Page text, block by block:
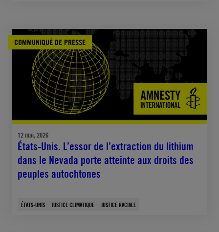
COMMUNIQUÉ DE PRESSE
12 mai, 2026
États-Unis. L’essor de l’extraction du lithium
dans le Nevada porte atteinte aux droits des
peuples autochtones
ÉTATS-UNIS JUSTICE CLIMATIQUE JUSTICE RACIALE